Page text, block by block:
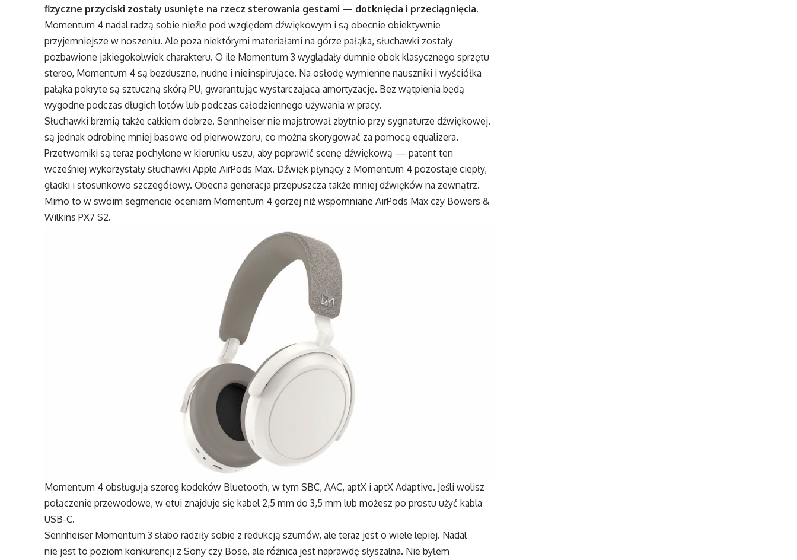
fizyczne przyciski zostały usunięte na rzecz sterowania gestami — dotknięcia i przeciągnięcia.
Momentum 4 nadal radzą sobie nieźle pod względem dźwiękowym i są obecnie obiektywnie
przyjemniejsze w noszeniu. Ale poza niektórymi materiałami na górze pałąka, słuchawki zostały
pozbawione jakiegokolwiek charakteru. O ile Momentum 3 wyglądały dumnie obok klasycznego sprzętu
stereo, Momentum 4 są bezduszne, nudne i nieinspirujące. Na osłodę wymienne nauszniki i wyściółka
pałąka pokryte są sztuczną skórą PU, gwarantując wystarczającą amortyzację. Bez wątpienia będą
wygodne podczas długich lotów lub podczas całodziennego używania w pracy.
Słuchawki brzmią także całkiem dobrze. Sennheiser nie majstrował zbytnio przy sygnaturze dźwiękowej.
są jednak odrobinę mniej basowe od pierwowzoru, co można skorygować za pomocą equalizera.
Przetworniki są teraz pochylone w kierunku uszu, aby poprawić scenę dźwiękową — patent ten
wcześniej wykorzystały słuchawki Apple AirPods Max. Dźwięk płynący z Momentum 4 pozostaje ciepły,
gładki i stosunkowo szczegółowy. Obecna generacja przepuszcza także mniej dźwięków na zewnątrz.
Mimo to w swoim segmencie oceniam Momentum 4 gorzej niż wspomniane AirPods Max czy Bowers &
Wilkins PX7 S2.
Momentum 4 obsługują szereg kodeków Bluetooth, w tym SBC, AAC, aptX i aptX Adaptive. Jeśli wolisz
połączenie przewodowe, w etui znajduje się kabel 2,5 mm do 3,5 mm lub możesz po prostu użyć kabla
USB-C.
Sennheiser Momentum 3 słabo radziły sobie z redukcją szumów, ale teraz jest o wiele lepiej. Nadal
nie jest to poziom konkurencji z Sony czy Bose, ale różnica jest naprawdę słyszalna. Nie byłem